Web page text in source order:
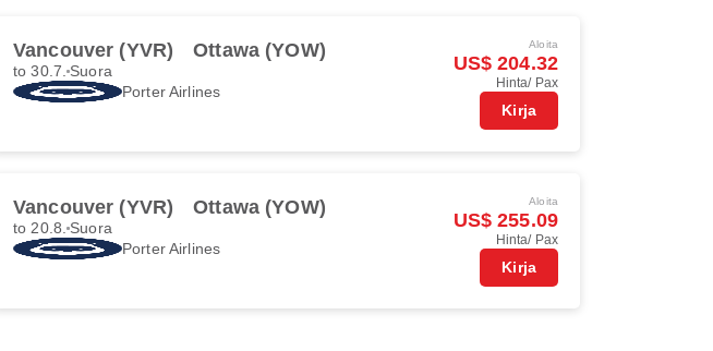
Vancouver (YVR) Ottawa (YOW)
to 30.7. Suora
Porter Airlines
Aloita
US$ 204.32
Hinta/ Pax
Kirja
Vancouver (YVR) Ottawa (YOW)
to 20.8. Suora
Porter Airlines
Aloita
US$ 255.09
Hinta/ Pax
Kirja